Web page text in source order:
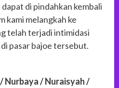
di pindahkan kembali
kami melangkah ke
telah terjadi intimidasi
pasar bajoe tersebut.
Nurbaya / Nuraisyah /